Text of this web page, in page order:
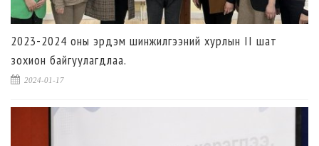
2023-2024 оны эрдэм шинжилгээний хурлын II шат
зохион байгуулагдлаа.
2024-01-17